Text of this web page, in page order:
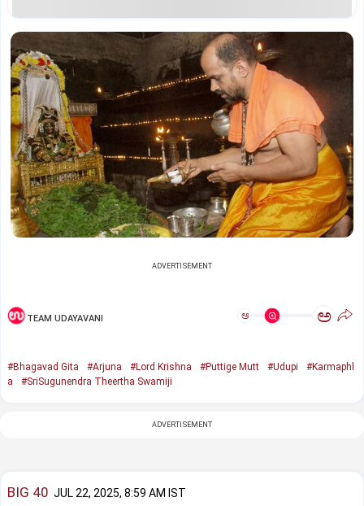
ADVERTISEMENT
TEAM UDAYAVANI ಅ ಅ
#Bhagavad Gita #Arjuna #Lord Krishna #Puttige Mutt #Udupi
#Karmaphl
a
#SriSugunendra Theertha Swamiji
ADVERTISEMENT
BIG 40 JUL 22, 2025, 8:59 AM IST